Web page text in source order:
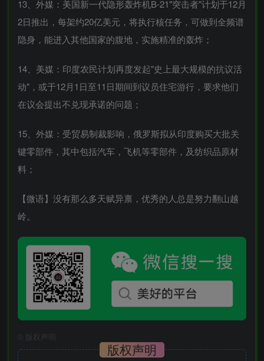
13、外媒：美国新一代隐形轰炸机B-21"突击者"计划于12月
2日推出，每架约20亿美元，将执行核任务，可做到全频谱
隐身，能进入其他国家的腹地，实施精准的轰炸；
14、美媒：印度农民计划再度发起"史上最大规模的抗议活
动"，或于12月1日至11日期间到议员住宅游行，要求他们
在议会提出不兑现承诺的问题；
15、外媒：受贸易制裁影响，俄罗斯拟从印度购买大批关
键零部件，其中包括汽车，飞机等零部件，及纺织品原材
料；
【微语】没有那么多天赋异禀，优秀的人总是努力翻山越
岭。
版权声明
版权声明